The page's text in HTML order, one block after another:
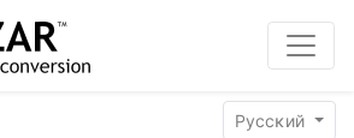
Pyccĸий